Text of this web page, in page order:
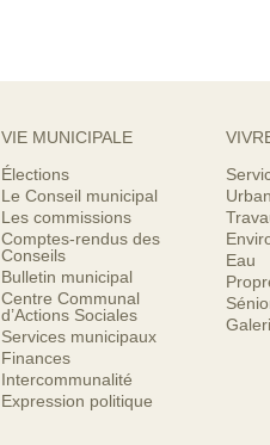
VIE MUNICIPALE
Élections
Le Conseil municipal
Les commissions
Comptes-rendus des
Conseils
Bulletin municipal
Centre Communal
d’Actions Sociales
Services municipaux
Finances
Intercommunalité
Expression politique
Eau